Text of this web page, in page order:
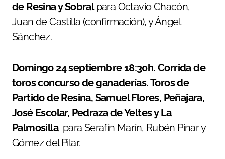
de Resina y Sobralpara Octavio Chacón,
Juan de Castilla (confirmación), y Ángel
Sánchez.
Domingo 24 septiembre 18:30h. Corrida de
toros concurso de ganaderías. Toros de
Partido de Resina, Samuel Flores, Peñajara,
José Escolar, Pedraza de Yeltes y La
Palmosilla para Serafín Marín, Rubén Pinar y
Gómez del Pilar.